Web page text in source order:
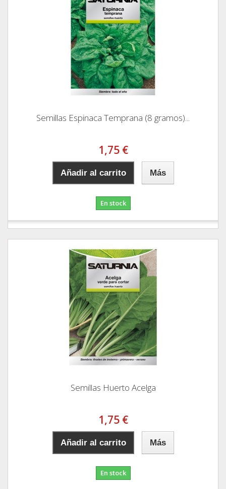
Semillas Espinaca Temprana (8 gramos)...
1,75 €
Añadir al carrito Más
En stock
Semillas Huerto Acelga
1,75 €
Añadir al carrito Más
En stock